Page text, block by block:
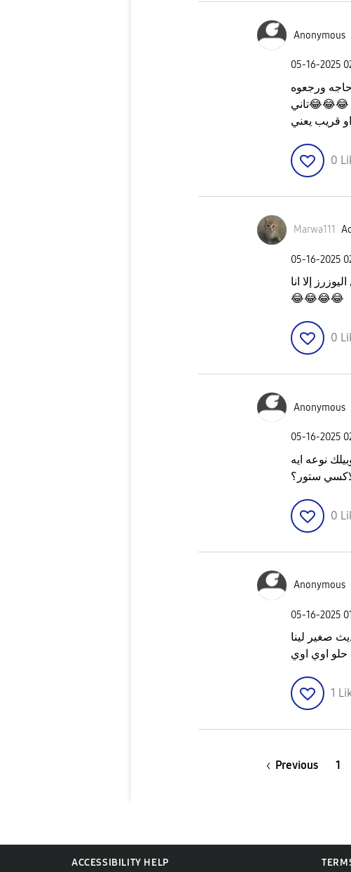
Anonymous
‎05-16-2025
ورجعوه
تاني😂😂😂
قريب يعني
0
Marwa111
‎05-16-2025
إلا انا
😂😂😂😂
0
Anonymous
‎05-16-2025
نوعه ايه
ستور؟
0
Anonymous
‎05-16-2025
صغير لينا
حلو اوي اوي
1
Previous 1
ACCESSIBILITY HELP